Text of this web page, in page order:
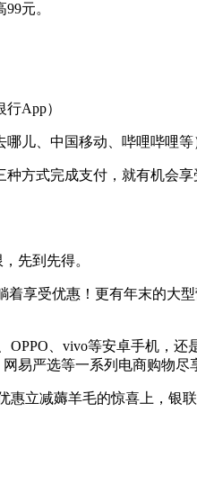
元。
App）
儿、中国移动、哔哩哔哩等
方式完成支付，就有机会
先到先得。
着享受优惠！更有年末的
、vivo等安卓手机，
易严选等一系列电商购物尽
立减薅羊毛的惊喜上，银